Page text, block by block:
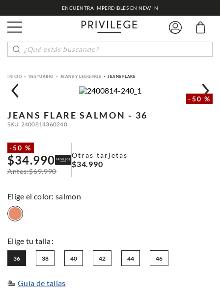
ENCUENTRA IMPERDIBLES EN NEW IN
¿Qué estás buscando?
VESTUARIO JEANS Y LEGGINGS JEANS FLARE
-50 %
JEANS FLARE SALMON - 36
SKU 2400814360240
-50 %
$34.990
$69.990
Otras tarjetas
$34.990
: salmon
36 38 40 42 44 46
Guía de tallas